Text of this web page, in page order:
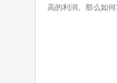
高的利润。那么如